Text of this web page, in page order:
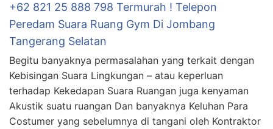
+62 821 25 888 798 Termurah ! Telepon
Peredam Suara Ruang Gym Di Jombang
Tangerang Selatan
Begitu banyaknya permasalahan yang terkait dengan
Kebisingan Suara Lingkungan – atau keperluan
terhadap Kekedapan Suara Ruangan juga kenyaman
Akustik suatu ruangan Dan banyaknya Keluhan Para
Costumer yang sebelumnya di tangani oleh Kontraktor